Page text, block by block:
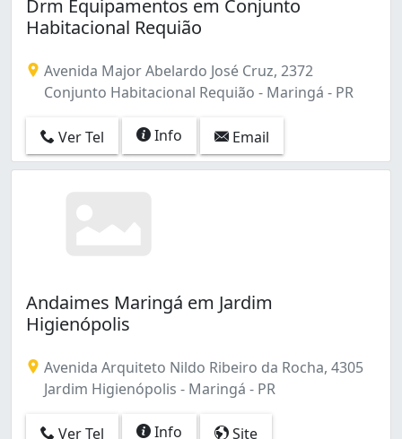
Drm Equipamentos em Conjunto
Habitacional Requião
Avenida Major Abelardo José Cruz, 2372
Conjunto Habitacional Requião - Maringá - PR
Ver Tel Info Email
Andaimes Maringá em Jardim
Higienópolis
Avenida Arquiteto Nildo Ribeiro da Rocha, 4305
Jardim Higienópolis - Maringá - PR
Ver Tel Info Site